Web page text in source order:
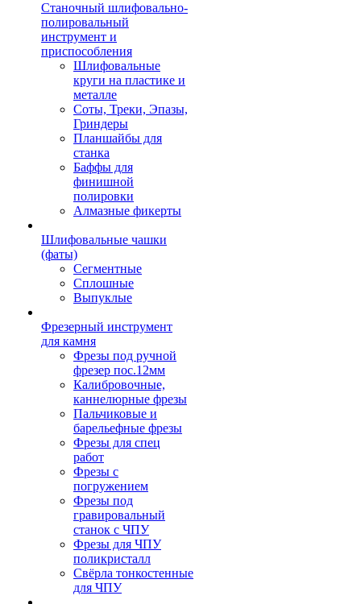
Станочный шлифовально-
полировальный
инструмент и
приспособления
Шлифовальные
круги на пластике и
металле
Соты, Треки, Эпазы,
Гриндеры
Планшайбы для
станка
Баффы для
финишной
полировки
Алмазные фикерты
Шлифовальные чашки
(фаты)
Сегментные
Сплошные
Выпуклые
Фрезерный инструмент
для камня
Фрезы под ручной
фрезер пос.12мм
Калибровочные,
каннелюрные фрезы
Пальчиковые и
барельефные фрезы
Фрезы для спец
работ
Фрезы с
погружением
Фрезы под
гравировальный
станок с ЧПУ
Фрезы для ЧПУ
поликристалл
Свёрла тонкостенные
для ЧПУ